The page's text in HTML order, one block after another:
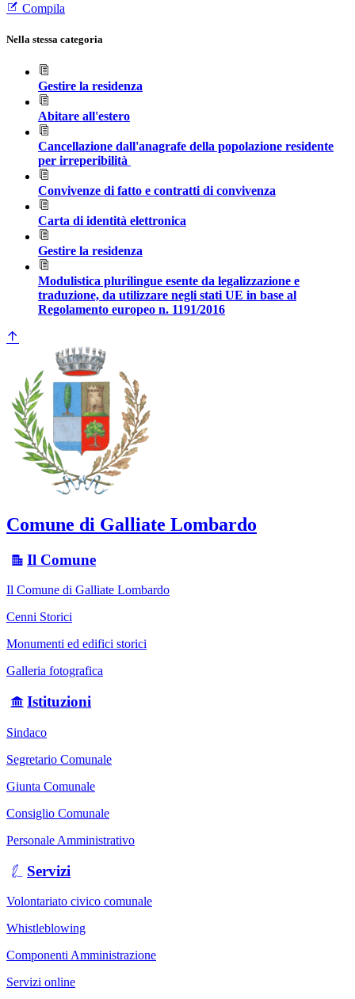
Compila
Nella stessa categoria
Gestire la residenza
Abitare all'estero
Cancellazione dall'anagrafe della popolazione residente
per irreperibilità
Convivenze di fatto e contratti di convivenza
Carta di identità elettronica
Gestire la residenza
Modulistica plurilingue esente da legalizzazione e
traduzione, da utilizzare negli stati UE in base al
Regolamento europeo n. 1191/2016
Comune di Galliate Lombardo
Il Comune
Il Comune di Galliate Lombardo
Cenni Storici
Monumenti ed edifici storici
Galleria fotografica
Istituzioni
Sindaco
Segretario Comunale
Giunta Comunale
Consiglio Comunale
Personale Amministrativo
Servizi
Volontariato civico comunale
Whistleblowing
Componenti Amministrazione
Servizi online